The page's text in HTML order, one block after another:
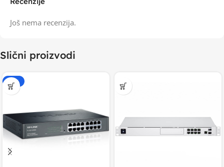
Još nema recenzija.
Slični proizvodi
-20%